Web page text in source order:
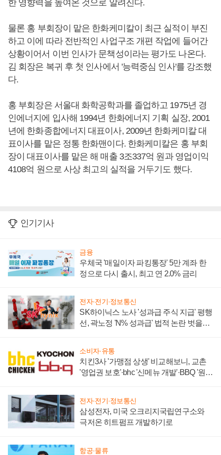
한 영향력을 높여온 것으로 알려진다.
물론 홍 부회장이 맡은 한화케미칼이 최근 실적이 부진
하고 이에 따라 전반적인 사업구조 개편 작업에 들어간
상황이어서 이번 인사가 문책성이라는 평가도 나온다.
김 회장은 복귀 후 첫 인사에서 '능력중심 인사'를 강조했
다.
홍 부회장은 서울대 화학공학과를 졸업하고 1975년 경
인에너지에 입사해 1994년 한화에너지 기획 실장, 2001
년에 한화종합에너지 대표이사, 2009년 한화케미칼 대
표이사를 맡은 정통 한화맨이다. 한화케미칼은 홍 부회
장이 대표이사를 맡은 해 매출 3조337억 원과 영업이익
4108억 원으로 사상 최고의 실적을 거두기도 했다.
인기기사
금융
우체국 '매일이자 파킹통장' 5만 계좌 한
정으로 다시 출시, 최고 연 2.0% 금리
전자·전기·정보통신
SK하이닉스 노사 '성과급 주식 지급' 평행
선, 곽노정 'N% 성과급' 법적 논란 벗을지
소비자·유통
치킨3사 '가맹점 상생' 비교해보니, 교촌
'영업권 보호'·bhc '신메뉴 개발'·BBQ '원가
전자·전기·정보통신
삼성전자, 미국 오크리지국립연구소와
극저온 히트펌프 개발하기로
항공·물류